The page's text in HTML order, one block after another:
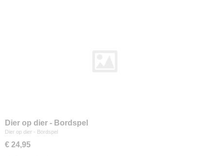
Dier op dier - Bordspel
Dier op dier - Bordspel
€ 24,95